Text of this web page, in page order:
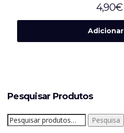
4,90€
Adicionar
Pesquisar Produtos
Pesquisar
por:
Pesquisa